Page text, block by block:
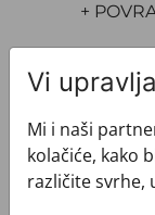
+
Vi
Mi i naši
kolačiće, kako
različite svrhe,